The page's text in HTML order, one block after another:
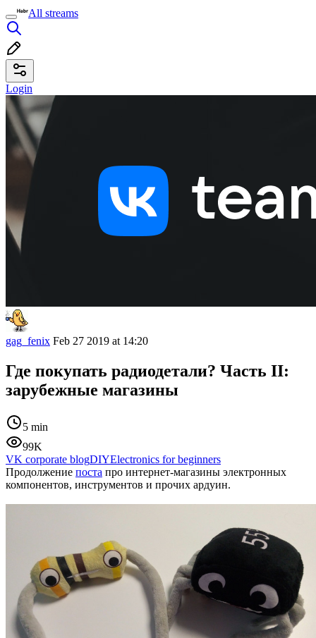
All streams
Login
gag_fenix Feb 27 2019 at 14:20
Где покупать радиодетали? Часть II:
зарубежные магазины
5 min
99K
VK corporate blogDIYElectronics for beginners
Продолжение поста про интернет-магазины электронных
компонентов, инструментов и прочих ардуин.